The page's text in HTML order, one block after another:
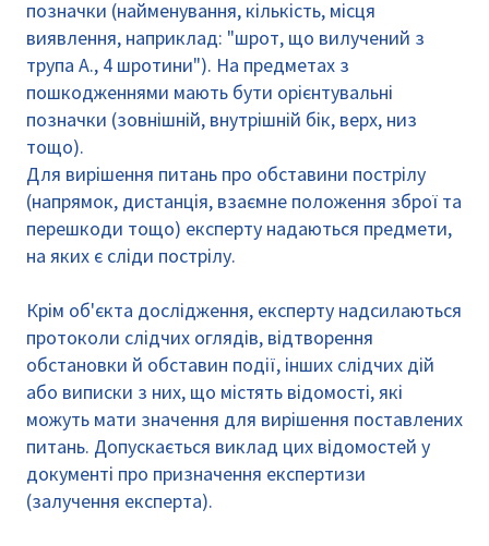
позначки (найменування, кількість, місця
виявлення, наприклад: "шрот, що вилучений з
трупа A., 4 шротини"). На предметах з
пошкодженнями мають бути орієнтувальні
позначки (зовнішній, внутрішній бік, верх, низ
тощо).
Для вирішення питань про обставини пострілу
(напрямок, дистанція, взаємне положення зброї та
перешкоди тощо) експерту надаються предмети,
на яких є сліди пострілу.
Крім об'єкта дослідження, експерту надсилаються
протоколи слідчих оглядів, відтворення
обстановки й обставин події, інших слідчих дій
або виписки з них, що містять відомості, які
можуть мати значення для вирішення поставлених
питань. Допускається виклад цих відомостей у
документі про призначення експертизи
(залучення експерта).